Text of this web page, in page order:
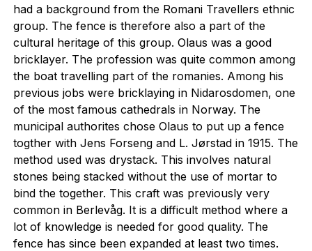
had a background from the Romani Travellers ethnic
group. The fence is therefore also a part of the
cultural heritage of this group. Olaus was a good
bricklayer. The profession was quite common among
the boat travelling part of the romanies. Among his
previous jobs were bricklaying in Nidarosdomen, one
of the most famous cathedrals in Norway. The
municipal authorites chose Olaus to put up a fence
togther with Jens Forseng and L. Jørstad in 1915. The
method used was drystack. This involves natural
stones being stacked without the use of mortar to
bind the together. This craft was previously very
common in Berlevåg. It is a difficult method where a
lot of knowledge is needed for good quality. The
fence has since been expanded at least two times.